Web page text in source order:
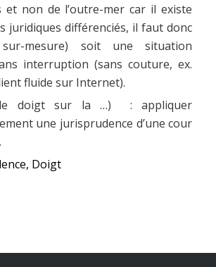
et non de l’outre-mer car il existe
juridiques différenciés, il faut donc
mesure) soit une situation
interruption (sans couture, ex.
fluide sur Internet).
doigt sur la …) : appliquer
une jurisprudence d’une cour
Doigt